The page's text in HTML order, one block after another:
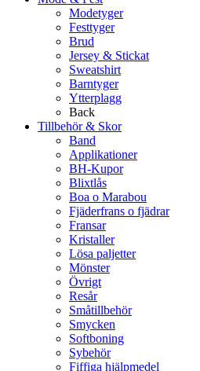
Modetyger
Festtyger
Brud
Jersey & Stickat
Sweatshirt
Barntyger
Ytterplagg
Back
Tillbehör & Skor
Band
Applikationer
BH-Kupor
Blixtlås
Boa o Marabou
Fjäderfrans o fjädrar
Fransar
Kristaller
Lösa paljetter
Mönster
Övrigt
Resår
Småtillbehör
Smycken
Softboning
Sybehör
Fiffiga hjälpmedel